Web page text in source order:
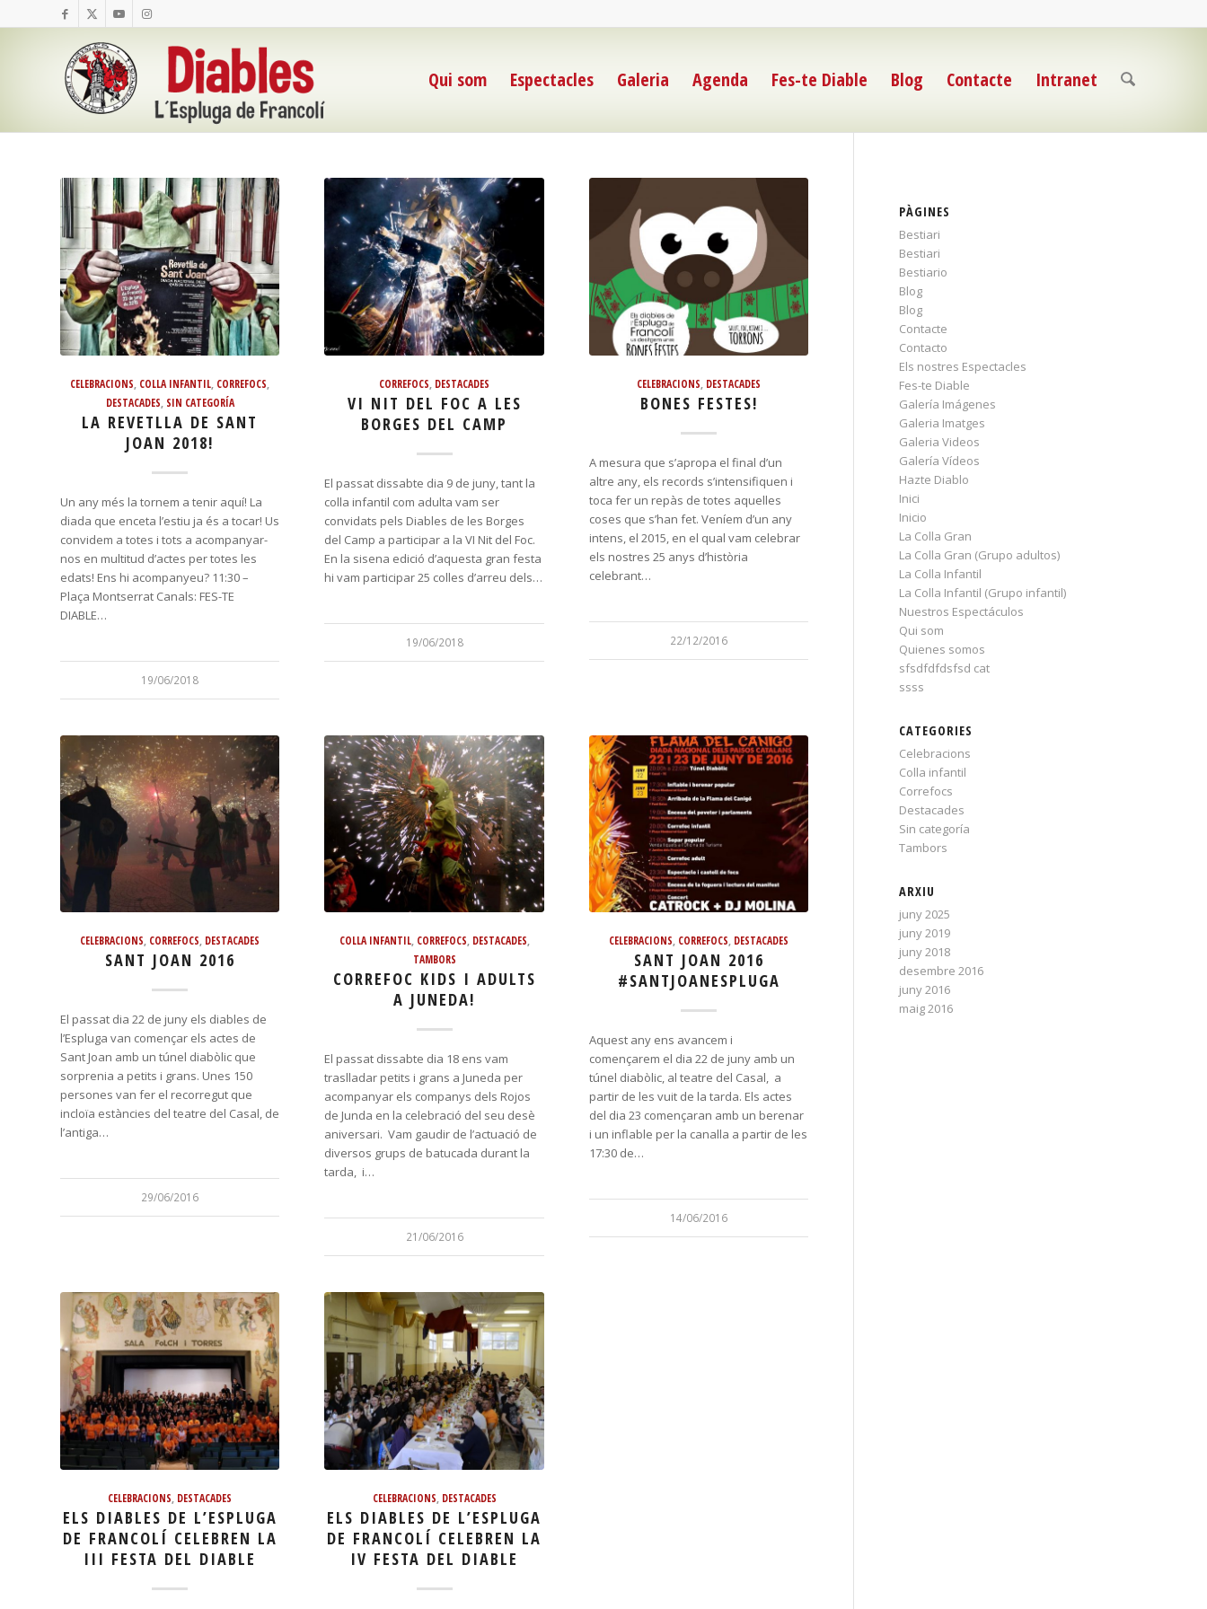
Qui som Espectacles Galeria Agenda Fes-te Diable Blog Contacte Intranet
CELEBRACIONS COLLA INFANTIL CORREFOCS
DESTACADES SIN CATEGORÍA
LA REVETLLA DE SANT
JOAN 2018!
Un any més la tornem a tenir aquí! La
diada que enceta l’estiu ja és a tocar! Us
convidem a totes i tots a acompanyar-
nos en multitud d’actes per totes les
edats! Ens hi acompanyeu? 11:30 –
Plaça Montserrat Canals: FES-TE
DIABLE…
19/06/2018
CORREFOCS DESTACADES
VI NIT DEL FOC A LES
BORGES DEL CAMP
El passat dissabte dia 9 de juny, tant la
colla infantil com adulta vam ser
convidats pels Diables de les Borges
del Camp a participar a la VI Nit del Foc.
En la sisena edició d’aquesta gran festa
hi vam participar 25 colles d’arreu dels…
19/06/2018
CELEBRACIONS DESTACADES
BONES FESTES!
A mesura que s’apropa el final d’un
altre any, els records s’intensifiquen i
toca fer un repàs de totes aquelles
coses que s’han fet. Veníem d’un any
intens, el 2015, en el qual vam celebrar
els nostres 25 anys d’història
celebrant…
22/12/2016
CELEBRACIONS CORREFOCS DESTACADES
SANT JOAN 2016
El passat dia 22 de juny els diables de
l’Espluga van començar els actes de
Sant Joan amb un túnel diabòlic que
sorprenia a petits i grans. Unes 150
persones van fer el recorregut que
incloïa estàncies del teatre del Casal, de
l’antiga…
29/06/2016
COLLA INFANTIL, CORREFOCS DESTACADES
TAMBORS
CORREFOC KIDS I ADULTS
A JUNEDA!
El passat dissabte dia 18 ens vam
traslladar petits i grans a Juneda per
acompanyar els companys dels Rojos
de Junda en la celebració del seu desè
aniversari. Vam gaudir de l’actuació de
diversos grups de batucada durant la
tarda, i…
21/06/2016
CELEBRACIONS CORREFOCS DESTACADES
SANT JOAN 2016
#SANTJOANESPLUGA
Aquest any ens avancem i
començarem el dia 22 de juny amb un
túnel diabòlic, al teatre del Casal, a
partir de les vuit de la tarda. Els actes
del dia 23 començaran amb un berenar
i un inflable per la canalla a partir de les
17:30 de…
14/06/2016
CELEBRACIONS DESTACADES
ELS DIABLES DE L’ESPLUGA
DE FRANCOLÍ CELEBREN LA
III FESTA DEL DIABLE
CELEBRACIONS DESTACADES
ELS DIABLES DE L’ESPLUGA
DE FRANCOLÍ CELEBREN LA
IV FESTA DEL DIABLE
PÀGINES
Bestiari
Bestiari
Bestiario
Blog
Blog
Contacte
Contacto
Els nostres Espectacles
Fes-te Diable
Galería Imágenes
Galeria Imatges
Galeria Videos
Galería Vídeos
Hazte Diablo
Inici
Inicio
La Colla Gran
La Colla Gran (Grupo adultos)
La Colla Infantil
La Colla Infantil (Grupo infantil)
Nuestros Espectáculos
Qui som
Quienes somos
sfsdfdfdsfsd cat
ssss
CATEGORIES
Celebracions
Colla infantil
Correfocs
Destacades
Sin categoría
Tambors
ARXIU
juny 2025
juny 2019
juny 2018
desembre 2016
juny 2016
maig 2016